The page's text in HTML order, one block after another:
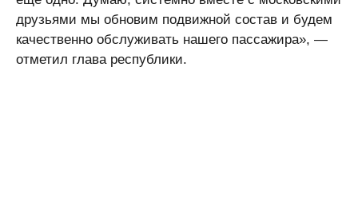
друзьями мы обновим подвижной состав и будем
качественно обслуживать нашего пассажира», —
отметил глава республики.